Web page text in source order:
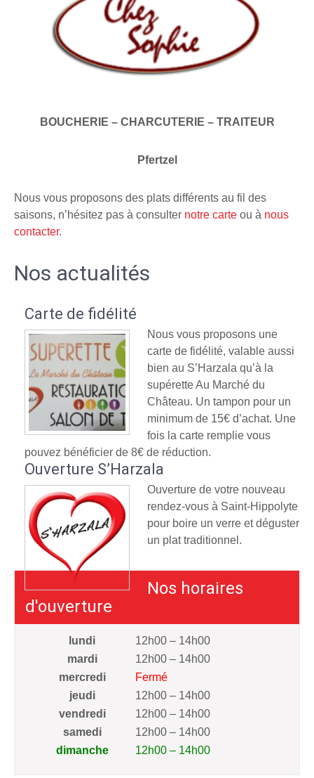
BOUCHERIE – CHARCUTERIE – TRAITEUR
Pfertzel
Nous vous proposons des plats différents au fil des
saisons, n’hésitez pas à consulter notre carte ou à nous
contacter.
Nos actualités
Carte de fidélité
Nous vous proposons une
carte de fidélité, valable aussi
bien au S’Harzala qu’à la
supérette Au Marché du
Château. Un tampon pour un
minimum de 15€ d’achat. Une
fois la carte remplie vous
pouvez bénéficier de 8€ de réduction.
Ouverture S’Harzala
Ouverture de votre nouveau
rendez-vous à Saint-Hippolyte
pour boire un verre et déguster
un plat traditionnel.
Nos horaires
d'ouverture
lundi
12h00 – 14h00
mardi
12h00 – 14h00
mercredi
Fermé
jeudi
12h00 – 14h00
vendredi
12h00 – 14h00
samedi
12h00 – 14h00
dimanche
12h00 – 14h00